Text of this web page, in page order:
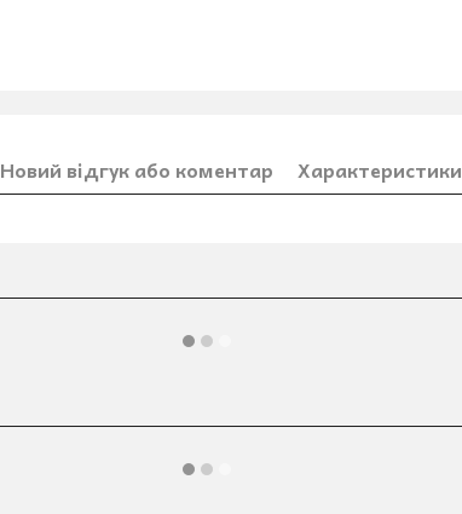
Новий відгук або коментар Характеристики